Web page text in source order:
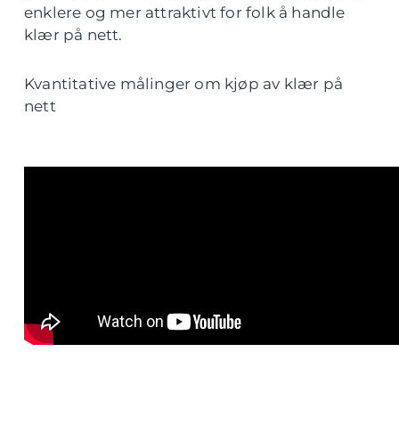
enklere og mer attraktivt for folk å handle
klær på nett.
Kvantitative målinger om kjøp av klær på
nett